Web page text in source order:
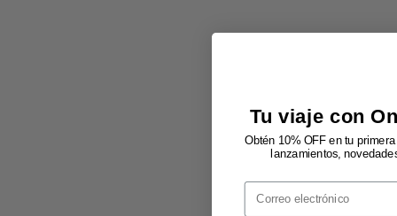
Tu viaje con
Obtén 10% OFF en tu
lanzamientos,
Email